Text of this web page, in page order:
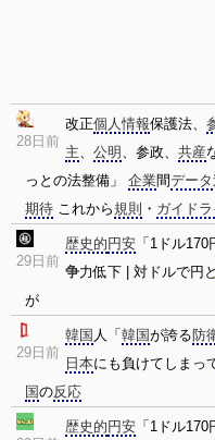
28日前
改正個人情報保護法、
主、 公明 、参政、 共産
っとの法整備」 企業間データ
期待 これから 規則 ・ ガイド
29日前
歴史的 円安 「1ドル
争力低下 | 対ドルで円と
が
29日前
韓国 人「 韓国が誇る防
日本にも負けてしまっ
国の反応
歴史的 円安 「1ドル